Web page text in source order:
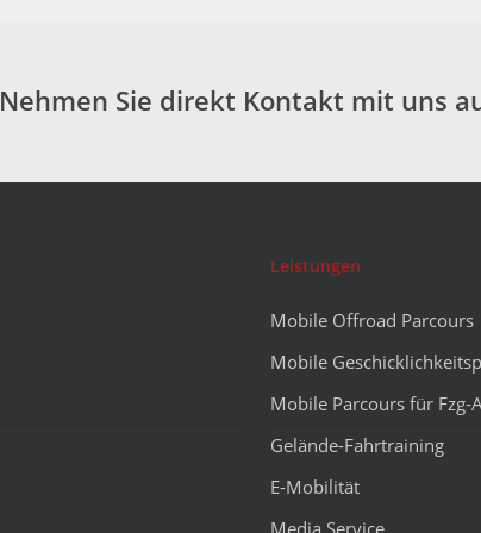
Nehmen Sie direkt Kontakt mit uns
Leistungen
Mobile Offroad Parcours
Mobile
Mobile Parcours für Fzg-
Gelände-Fahrtraining
E-Mobilität
Media Service